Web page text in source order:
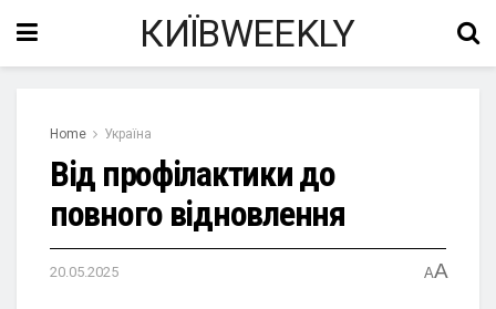
КИЇВWEEKLY
Home Україна
Від профілактики до
повного відновлення
20.05.2025 AA